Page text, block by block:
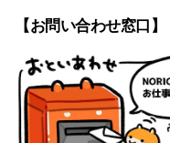
【お問い合わせ窓口】